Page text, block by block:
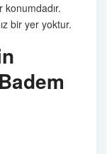
bir yer yoktur.